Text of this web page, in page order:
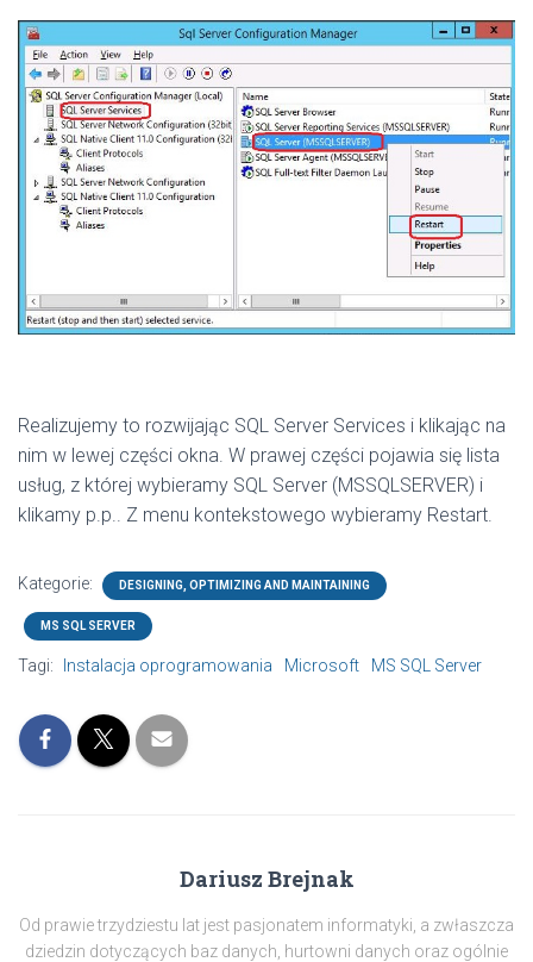
Realizujemy to rozwijając SQL Server Services i klikając na
nim w lewej części okna. W prawej części pojawia się lista
usług, z której wybieramy SQL Server (MSSQLSERVER) i
klikamy p.p.. Z menu kontekstowego wybieramy Restart.
Kategorie: DESIGNING, OPTIMIZING AND MAINTAINING
MS SQL SERVER
Tagi: Instalacja oprogramowania Microsoft MS SQL Server
Dariusz Brejnak
Od prawie trzydziestu lat jest pasjonatem informatyki, a zwłaszcza
dziedzin dotyczących baz danych, hurtowni danych oraz ogólnie